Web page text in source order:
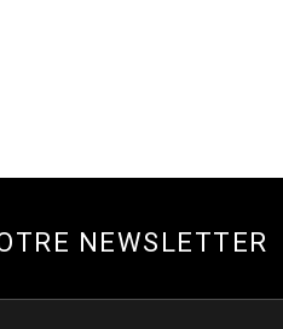
NEWSLETTER